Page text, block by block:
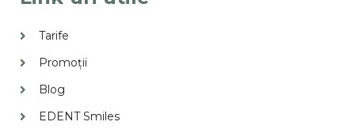
Tarife
Promoții
Blog
EDENT Smiles